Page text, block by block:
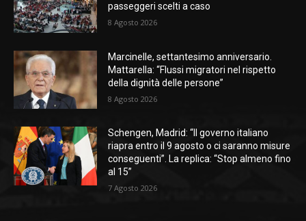
passeggeri scelti a caso
8 Agosto 2026
Marcinelle, settantesimo anniversario.
Mattarella: “Flussi migratori nel rispetto
della dignità delle persone”
8 Agosto 2026
Schengen, Madrid: “Il governo italiano
riapra entro il 9 agosto o ci saranno misure
conseguenti”. La replica: “Stop almeno fino
al 15”
7 Agosto 2026